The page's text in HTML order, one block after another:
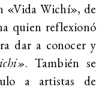
«Vida Wichí», de
quien reflexionó
dar a conocer y
. También se
a artistas de